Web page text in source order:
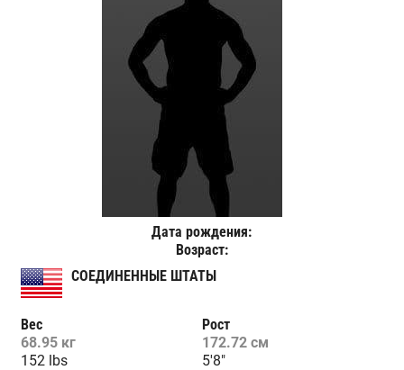
Дата рождения:
Возраст:
СОЕДИНЕННЫЕ ШТАТЫ
Вес
68.95 кг
152 lbs
Рост
172.72 см
5'8"